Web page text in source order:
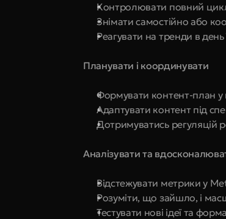
Контролювати повний
Знімати самостійно або
Реагувати на тренди в
Планувати і координувати
Формувати контент-план у
Адаптувати контент під
Дотримуватись регуляцій
Аналізувати та
Відстежувати метрики у
Розуміти, що зайшло, і
Тестувати нові ідеї та